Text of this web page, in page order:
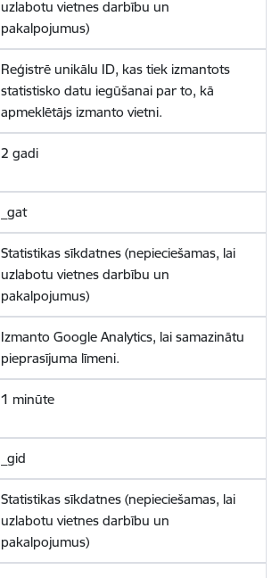
uzlabotu vietnes darbību un
pakalpojumus)
Reģistrē unikālu ID, kas tiek izmantots
statistisko datu iegūšanai par to, kā
apmeklētājs izmanto vietni.
2 gadi
_gat
Statistikas sīkdatnes (nepieciešamas, lai
uzlabotu vietnes darbību un
pakalpojumus)
Izmanto Google Analytics, lai samazinātu
pieprasījuma līmeni.
1 minūte
_gid
Statistikas sīkdatnes (nepieciešamas, lai
uzlabotu vietnes darbību un
pakalpojumus)